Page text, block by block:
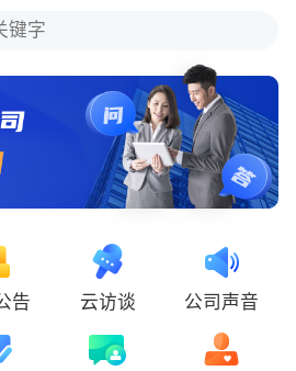
告 云访谈 公司声音